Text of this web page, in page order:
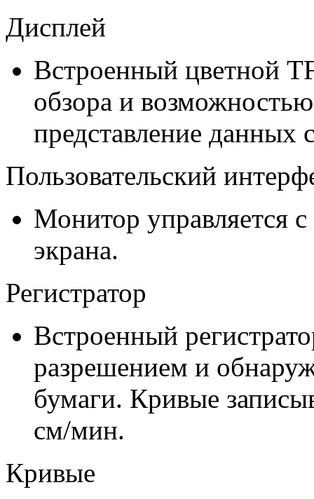
Дисплей
Встроенный цветной
обзора и
представление
Пользовательский
Монитор управляется
экрана.
Регистратор
Встроенный
разрешением и
бумаги. Кривые
см/мин.
Кривые